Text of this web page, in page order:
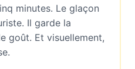
minutes. Le glaçon
Il garde la
goût. Et visuellement,